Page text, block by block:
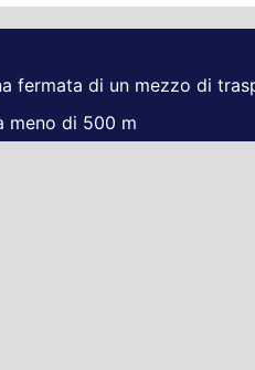
fermata di un mezzo di
meno di 500 m